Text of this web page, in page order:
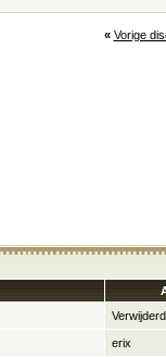
« Vorige
erix